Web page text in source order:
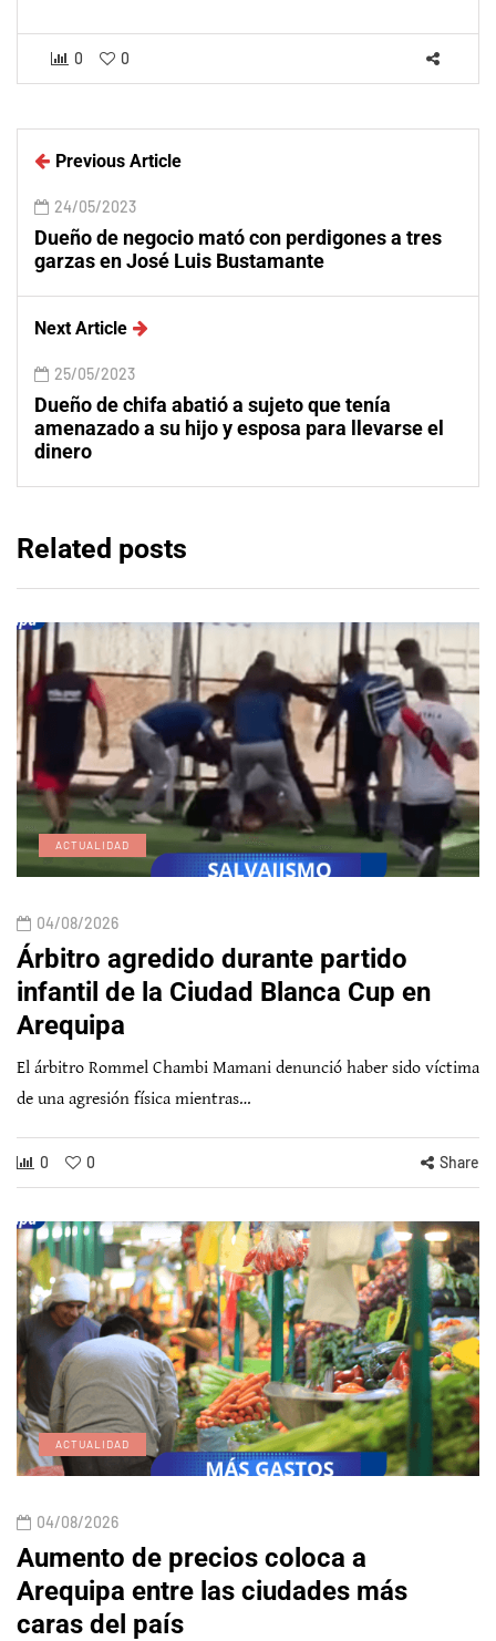
0 0
Previous Article
24/05/2023
Dueño de negocio mató con perdigones a tres
garzas en José Luis Bustamante
Next Article
25/05/2023
Dueño de chifa abatió a sujeto que tenía
amenazado a su hijo y esposa para llevarse el
dinero
Related posts
ACTUALIDAD
04/08/2026
Árbitro agredido durante partido
infantil de la Ciudad Blanca Cup en
Arequipa
El árbitro Rommel Chambi Mamani denunció haber sido víctima
de una agresión física mientras…
0 0 Share
ACTUALIDAD
04/08/2026
Aumento de precios coloca a
Arequipa entre las ciudades más
caras del país